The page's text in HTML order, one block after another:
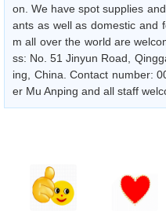
on. We have spot supplies
ants as well as domestic and
m all over the world are
ss: No. 51 Jinyun Road,
ing, China. Contact number:
er Mu Anping and all staff